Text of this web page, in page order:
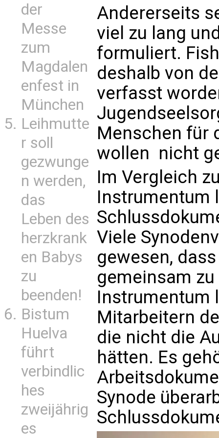
der
Messe
zum
Magdalen
enfest in
München
Leihmutte
r soll
gezwunge
n werden,
das
Leben des
herzkrank
en Babys
zu
beenden!
Bistum
Huelva
führt
verbindlic
hes
zweijährig
es
Andererseits
viel zu lang
formuliert.
deshalb von
verfasst
Menschen für
wollen  nicht
Im Vergleich
Instrumentum
Viele
gewesen,
gemeinsam
Instrumentum
Mitarbeitern
die nicht die
hätten. Es
Synode